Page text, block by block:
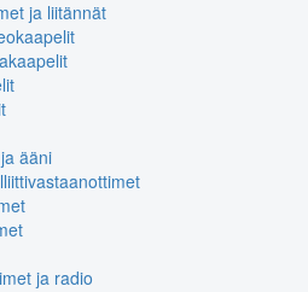
ja liitännät
ääni
ja radio